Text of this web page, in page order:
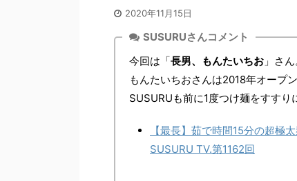
2020年11月15日
SUSURUさんコメント
今回は「長男、もんたいちお 」さん
もんたいちおさんは2018年オープ
SUSURUも前に1度つけ麺をすすり
【最長】茹で時間15分の超極
SUSURU TV.第1162回